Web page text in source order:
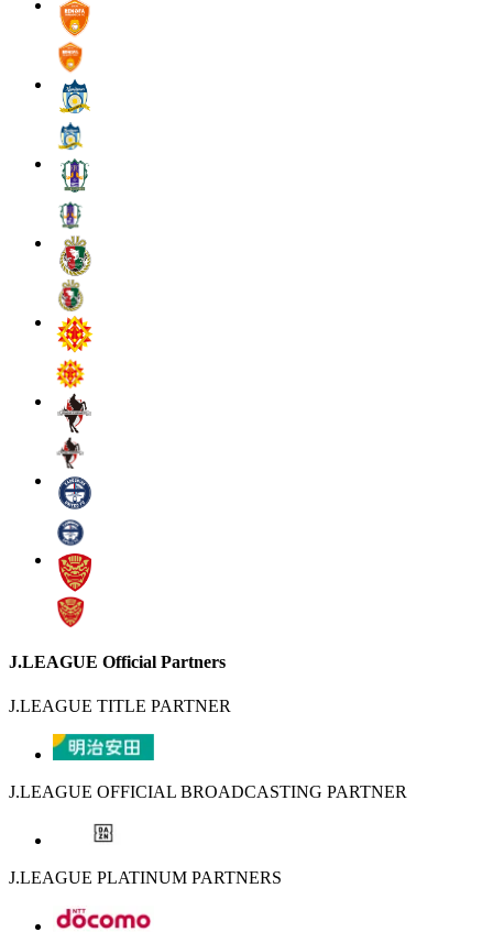
J.LEAGUE Official Partners
J.LEAGUE TITLE PARTNER
J.LEAGUE OFFICIAL BROADCASTING PARTNER
J.LEAGUE PLATINUM PARTNERS